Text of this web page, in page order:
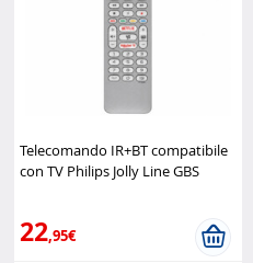
Telecomando IR+BT compatibile
con TV Philips Jolly Line GBS
22,95€